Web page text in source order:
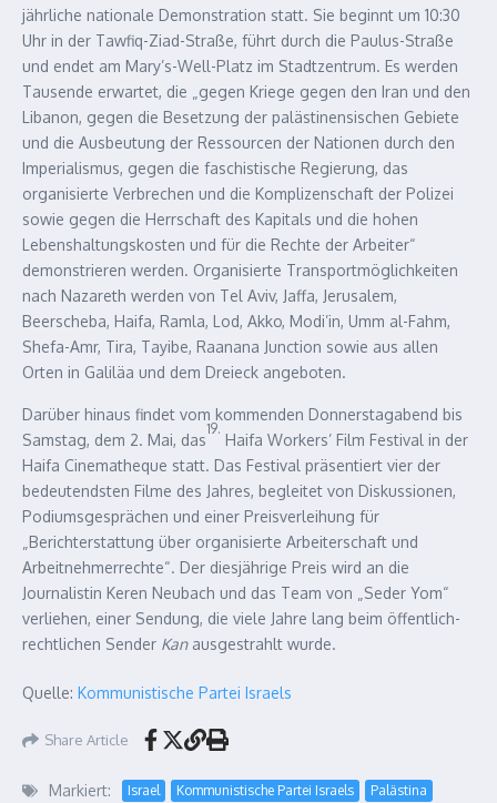
jährliche nationale Demonstration statt. Sie beginnt um 10:30
Uhr in der Tawfiq-Ziad-Straße, führt durch die Paulus-Straße
und endet am Mary’s-Well-Platz im Stadtzentrum. Es werden
Tausende erwartet, die „gegen Kriege gegen den Iran und den
Libanon, gegen die Besetzung der palästinensischen Gebiete
und die Ausbeutung der Ressourcen der Nationen durch den
Imperialismus, gegen die faschistische Regierung, das
organisierte Verbrechen und die Komplizenschaft der Polizei
sowie gegen die Herrschaft des Kapitals und die hohen
Lebenshaltungskosten und für die Rechte der Arbeiter“
demonstrieren werden. Organisierte Transportmöglichkeiten
nach Nazareth werden von Tel Aviv, Jaffa, Jerusalem,
Beerscheba, Haifa, Ramla, Lod, Akko, Modi’in, Umm al-Fahm,
Shefa-Amr, Tira, Tayibe, Raanana Junction sowie aus allen
Orten in Galiläa und dem Dreieck angeboten.
Darüber hinaus findet vom kommenden Donnerstagabend bis
Samstag, dem 2. Mai, das
19.
Haifa Workers’ Film Festival in der
Haifa Cinematheque statt. Das Festival präsentiert vier der
bedeutendsten Filme des Jahres, begleitet von Diskussionen,
Podiumsgesprächen und einer Preisverleihung für
„Berichterstattung über organisierte Arbeiterschaft und
Arbeitnehmerrechte“. Der diesjährige Preis wird an die
Journalistin Keren Neubach und das Team von „Seder Yom“
verliehen, einer Sendung, die viele Jahre lang beim öffentlich-
rechtlichen Sender Kanausgestrahlt wurde.
Quelle: Kommunistische Partei Israels
Share Article
Markiert: Israel Kommunistische Partei Israels Palästina